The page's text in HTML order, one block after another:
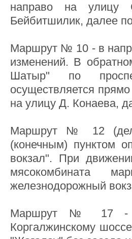
направо на
Бейбитшилик, далее
Маршрут № 10 - в
изменений. В
Шатыр" по
осуществляется
на улицу Д. Конаева,
Маршрут № 12
(конечным) пунктом
вокзал". При
мясокомбината
железнодорожный
Маршрут № 17 -
Коргалжинскому